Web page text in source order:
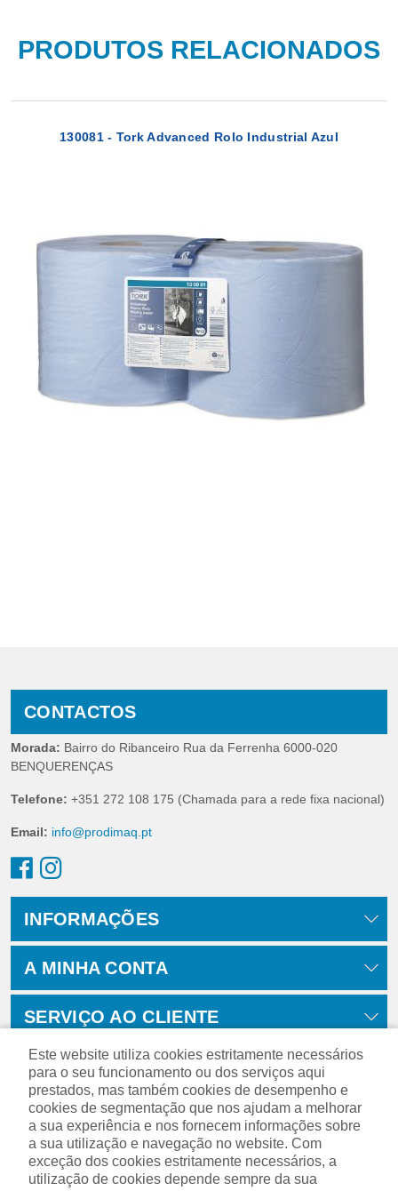
PRODUTOS RELACIONADOS
130081 - Tork Advanced Rolo Industrial Azul
CONTACTOS
Morada: Bairro do Ribanceiro Rua da Ferrenha 6000-020
BENQUERENÇAS
Telefone: +351 272 108 175 (Chamada para a rede fixa nacional)
Email: info@prodimaq.pt
INFORMAÇÕES
A MINHA CONTA
SERVIÇO AO CLIENTE
Este website utiliza cookies estritamente necessários
para o seu funcionamento ou dos serviços aqui
prestados, mas também cookies de desempenho e
cookies de segmentação que nos ajudam a melhorar
a sua experiência e nos fornecem informações sobre
a sua utilização e navegação no website. Com
exceção dos cookies estritamente necessários, a
utilização de cookies depende sempre da sua